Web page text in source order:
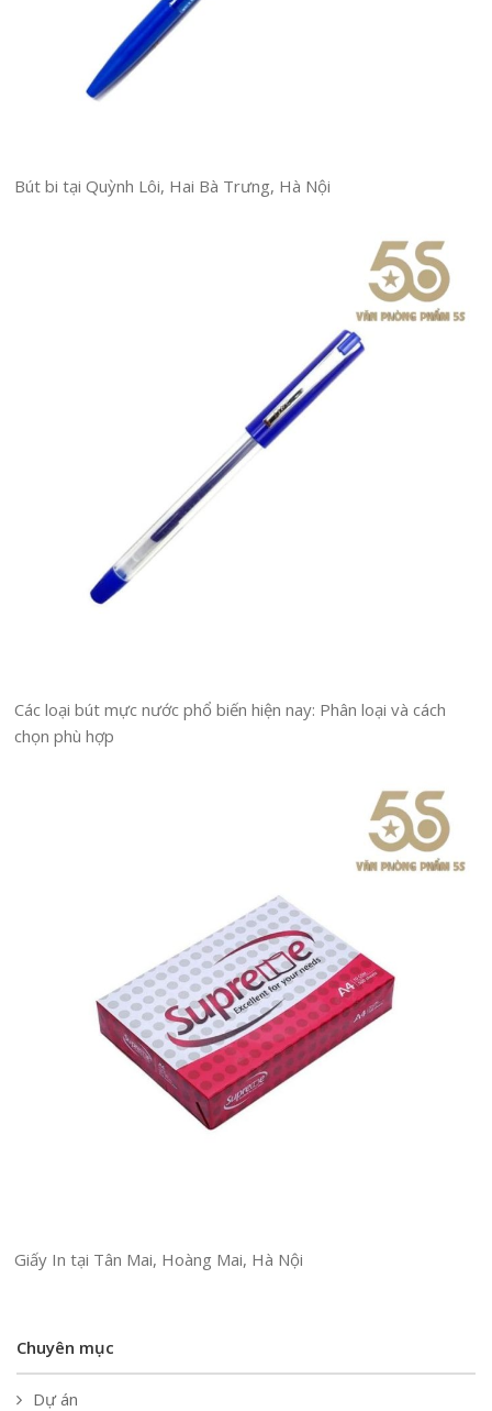
Bút bi tại Quỳnh Lôi, Hai Bà Trưng, Hà Nội
Các loại bút mực nước phổ biến hiện nay: Phân loại và cách
chọn phù hợp
Giấy In tại Tân Mai, Hoàng Mai, Hà Nội
Chuyên mục
Dự án